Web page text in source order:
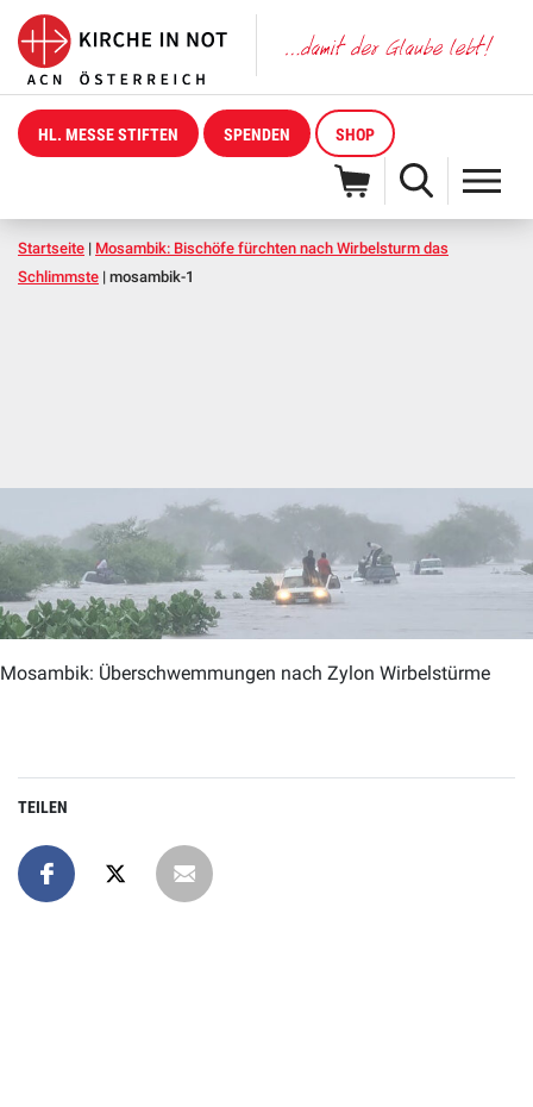
HL. MESSE STIFTEN SPENDEN SHOP
Startseite | Mosambik: Bischöfe fürchten nach Wirbelsturm das
Schlimmste | mosambik-1
Mosambik: Überschwemmungen nach Zylon Wirbelstürme
TEILEN